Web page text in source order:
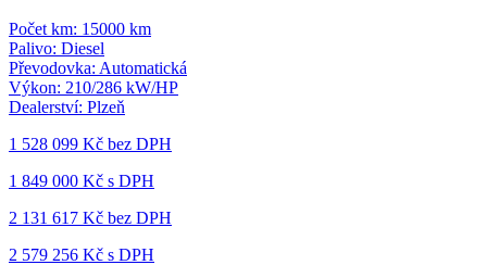
Počet km: 15000 km
Palivo: Diesel
Převodovka: Automatická
Výkon: 210/286 kW/HP
Dealerství: Plzeň
1 528 099 Kč bez DPH
1 849 000 Kč s DPH
2 131 617 Kč bez DPH
2 579 256 Kč s DPH